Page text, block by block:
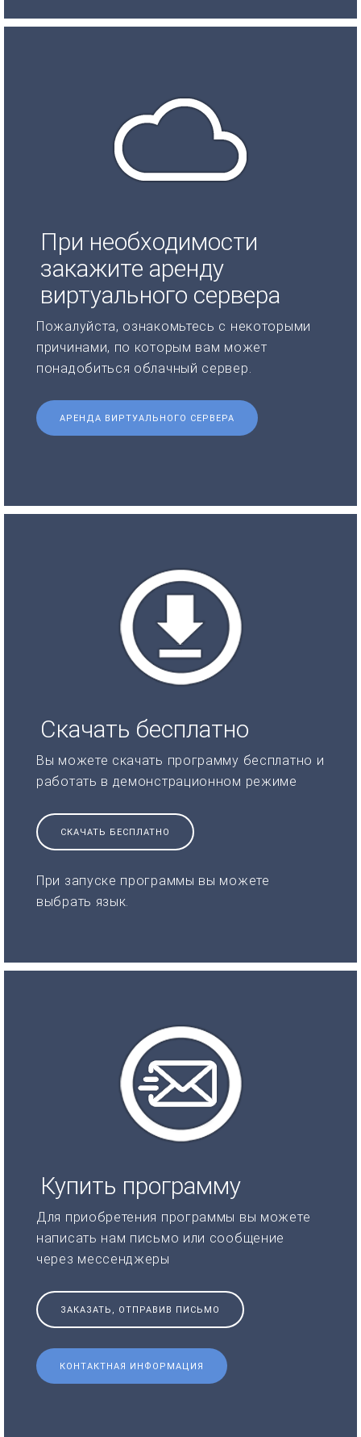
При необходимости
закажите аренду
виртуального сервера
Пожалуйста, ознакомьтесь с некоторыми
причинами, по которым вам может
понадобиться облачный сервер.
АРЕНДА ВИРТУАЛЬНОГО СЕРВЕРА
Скачать бесплатно
Вы можете скачать программу бесплатно и
работать в демонстрационном режиме
СКАЧАТЬ БЕСПЛАТНО
При запуске программы вы можете
выбрать язык.
Купить программу
Для приобретения программы вы можете
написать нам письмо или сообщение
через мессенджеры
ЗАКАЗАТЬ, ОТПРАВИВ ПИСЬМО
КОНТАКТНАЯ ИНФОРМАЦИЯ